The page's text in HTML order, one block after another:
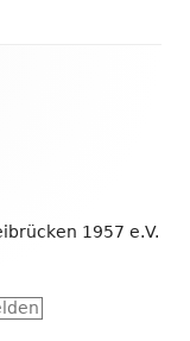
1957 e.V.